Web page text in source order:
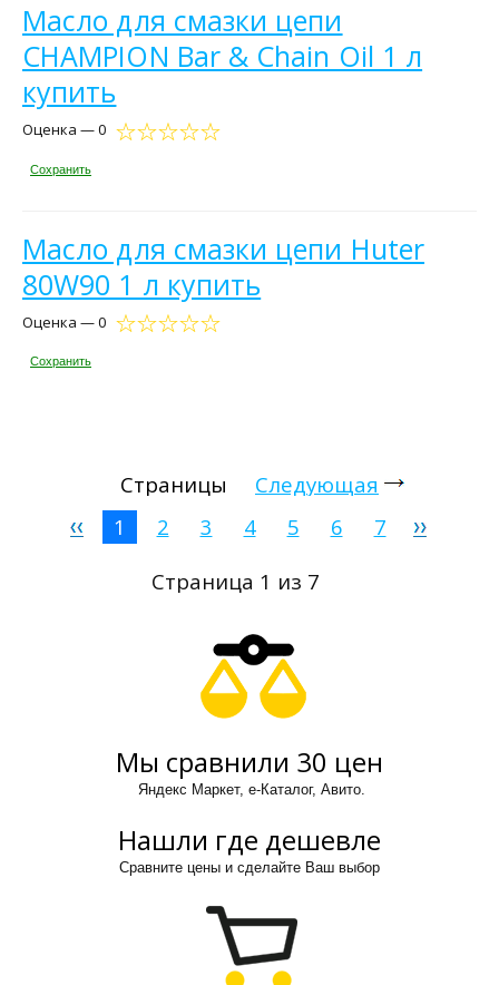
Масло для смазки цепи
CHAMPION Bar & Chain Oil 1 л
купить
Оценка — 0
Сохранить
Масло для смазки цепи Huter
80W90 1 л купить
Оценка — 0
Сохранить
Страницы
Следующая
1
2 3 4 5 6
7
Страница 1 из 7
Мы сравнили 30 цен
Яндекс Маркет, е-Каталог, Авито.
Нашли где дешевле
Сравните цены и сделайте Ваш выбор